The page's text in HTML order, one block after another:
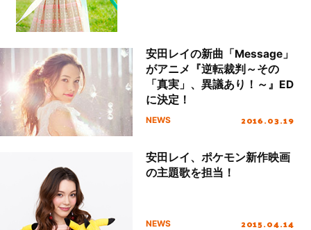
安田レイの新曲「Message」
がアニメ『逆転裁判～その
「真実」、異議あり！～』ED
に決定！
NEWS 2016.03.19
安田レイ、ポケモン新作映画
の主題歌を担当！
NEWS 2015.04.14